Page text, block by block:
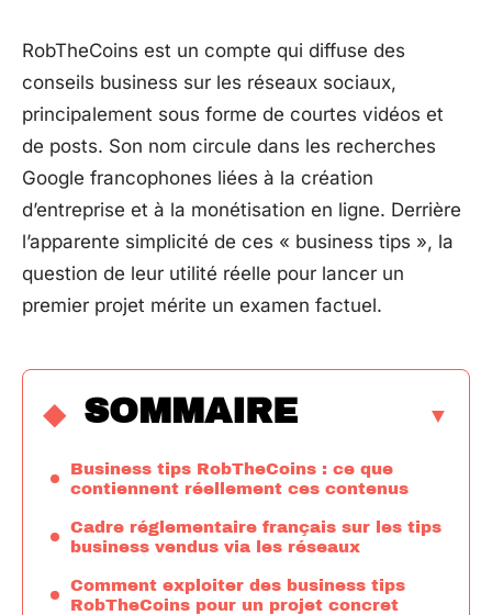
RobTheCoins est un compte qui diffuse des
conseils business sur les réseaux sociaux,
principalement sous forme de courtes vidéos et
de posts. Son nom circule dans les recherches
Google francophones liées à la création
d’entreprise et à la monétisation en ligne. Derrière
l’apparente simplicité de ces « business tips », la
question de leur utilité réelle pour lancer un
premier projet mérite un examen factuel.
SOMMAIRE
Business tips RobTheCoins : ce que
contiennent réellement ces contenus
Cadre réglementaire français sur les tips
business vendus via les réseaux
Comment exploiter des business tips
RobTheCoins pour un projet concret